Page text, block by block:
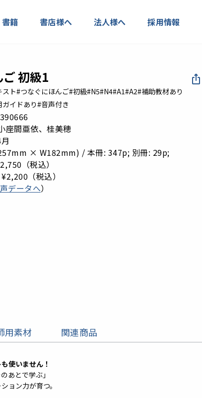
書籍 書店様へ 法人様へ 採用情報
初級1
ト#つなぐにほんご#初級#N5#N4#A1#A2#補助教材あり
イドあり#音声付き
間亜依、桂美穂
× W182mm) / 本冊: 347p; 別冊: 29p;
（税込）
¥2,200 （税込）
データへ）
用素材 関連商品
使いません！
あとで学ぶ」
ョン力が育つ。